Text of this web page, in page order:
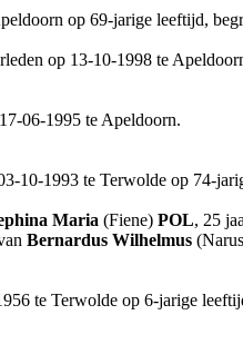
op 69-jarige leeftijd,
op 13-10-1998 te
06-1995 te Apeldoorn.
10-1993 te Terwolde op 74-
Maria (Fiene) POL, 25
Bernardus Wilhelmus
te Terwolde op 6-jarige